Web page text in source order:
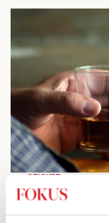
STICKET
1.Bitte Assarmo:
KRÖNIKA